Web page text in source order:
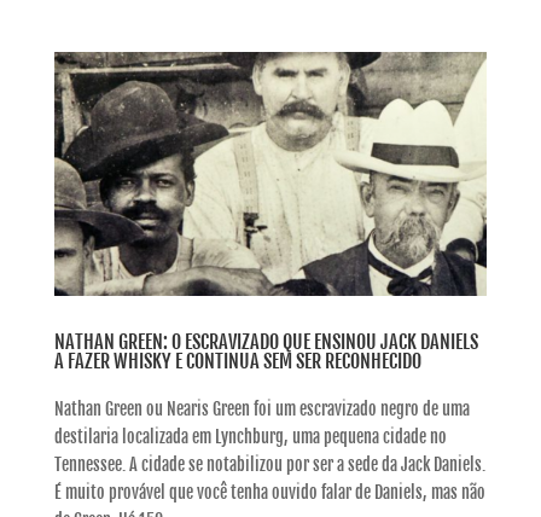
NATHAN GREEN: O ESCRAVIZADO QUE ENSINOU JACK DANIELS
A FAZER WHISKY E CONTINUA SEM SER RECONHECIDO
Nathan Green ou Nearis Green foi um escravizado negro de uma
destilaria localizada em Lynchburg, uma pequena cidade no
Tennessee. A cidade se notabilizou por ser a sede da Jack Daniels.
É muito provável que você tenha ouvido falar de Daniels, mas não